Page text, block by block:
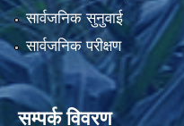
सार्वजनिक सुनुवाई
सार्वजनिक परीक्षण
सम्पर्क विवरण